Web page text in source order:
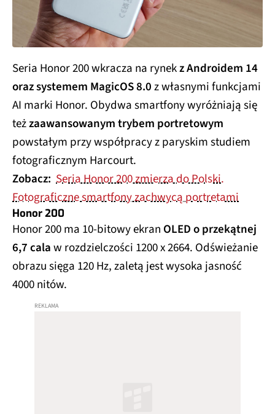
Seria Honor 200 wkracza na rynekz Androidem 14
oraz systemem MagicOS 8.0z własnymi funkcjami
AI marki Honor. Obydwa smartfony wyróżniają się
teżzaawansowanym trybem portretowym
powstałym przy współpracy z paryskim studiem
fotograficznym Harcourt.
Zobacz: Seria Honor 200 zmierza do Polski.
Fotograficzne smartfony zachwycą portretami
Honor 200
Honor 200 ma 10-bitowy ekran OLED o przekątnej
6,7 calaw rozdzielczości 1200 x 2664. Odświeżanie
obrazu sięga 120 Hz, zaletą jest wysoka jasność
4000 nitów.